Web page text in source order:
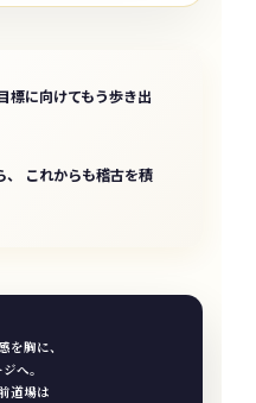
標に向けてもう歩き出
、 これからも稽古を積
を胸に、
へ。
道場は